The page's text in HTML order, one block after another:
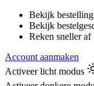
Bekijk bestelling
Bekijk
Reken sneller af
Account aanmaken
Activeer licht modus